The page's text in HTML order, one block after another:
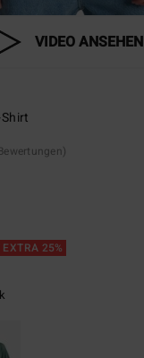
VIDEO ANSEHEN
25%